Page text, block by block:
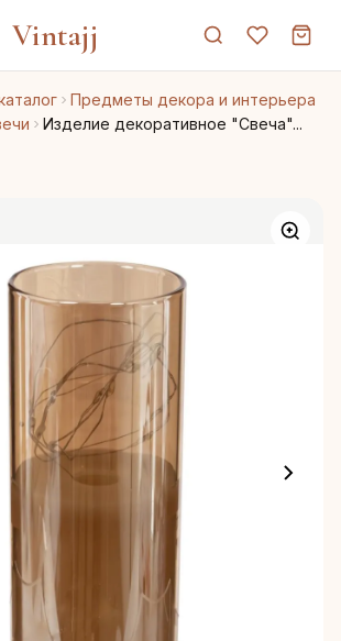
Vintajj
Предметы декора и интерьера
Изделие декоративное "Свеча"...